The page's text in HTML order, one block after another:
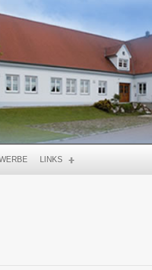
LINKS